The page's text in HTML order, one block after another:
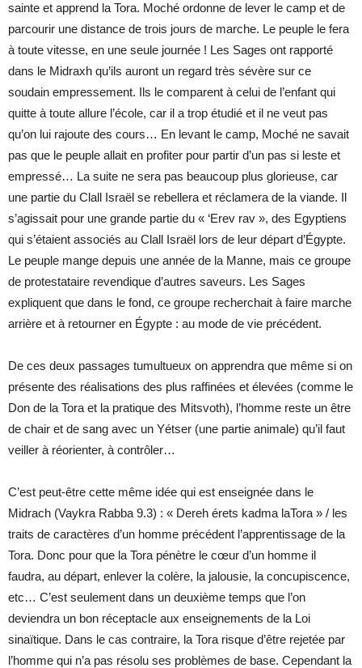
sainte et apprend la Tora. Moché ordonne de lever le camp et de
parcourir une distance de trois jours de marche. Le peuple le fera
à toute vitesse, en une seule journée ! Les Sages ont rapporté
dans le Midraxh qu’ils auront un regard très sévère sur ce
soudain empressement. Ils le comparent à celui de l’enfant qui
quitte à toute allure l’école, car il a trop étudié et il ne veut pas
qu’on lui rajoute des cours… En levant le camp, Moché ne savait
pas que le peuple allait en profiter pour partir d’un pas si leste et
empressé… La suite ne sera pas beaucoup plus glorieuse, car
une partie du Clall Israël se rebellera et réclamera de la viande. Il
s’agissait pour une grande partie du « ‘Erev rav », des Egyptiens
qui s’étaient associés au Clall Israël lors de leur départ d’Égypte.
Le peuple mange depuis une année de la Manne, mais ce groupe
de protestataire revendique d’autres saveurs. Les Sages
expliquent que dans le fond, ce groupe recherchait à faire marche
arrière et à retourner en Égypte : au mode de vie précédent.
De ces deux passages tumultueux on apprendra que même si on
présente des réalisations des plus raffinées et élevées (comme le
Don de la Tora et la pratique des Mitsvoth), l’homme reste un être
de chair et de sang avec un Yétser (une partie animale) qu’il faut
veiller à réorienter, à contrôler…
C’est peut-être cette même idée qui est enseignée dans le
Midrach (Vaykra Rabba 9.3) : « Dereh érets kadma laTora » / les
traits de caractères d’un homme précédent l’apprentissage de la
Tora. Donc pour que la Tora pénètre le cœur d’un homme il
faudra, au départ, enlever la colère, la jalousie, la concupiscence,
etc… C’est seulement dans un deuxième temps que l’on
deviendra un bon réceptacle aux enseignements de la Loi
sinaïtique. Dans le cas contraire, la Tora risque d’être rejetée par
l’homme qui n’a pas résolu ses problèmes de base. Cependant la